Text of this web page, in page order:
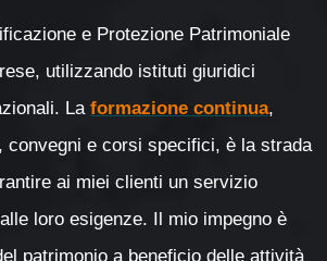
e Protezione Patrimoniale
utilizzando istituti giuridici
La formazione continua,
convegni e corsi specifici, è la strada
ai miei clienti un servizio
loro esigenze. Il mio impegno è
patrimonio a beneficio delle attività